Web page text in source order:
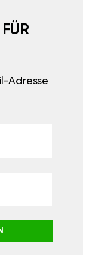
Adresse